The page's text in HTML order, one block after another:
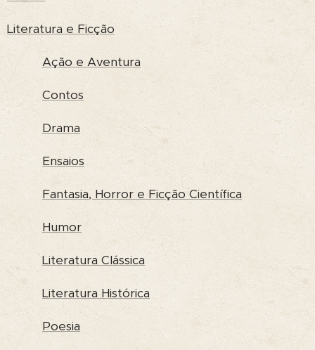
Literatura e Ficção
Ação e Aventura
Contos
Drama
Ensaios
Fantasia, Horror e Ficção Científica
Humor
Literatura Clássica
Literatura Histórica
Poesia